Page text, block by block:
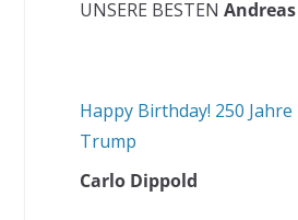
UNSERE BESTEN
Happy Birthday! 250
Trump
Carlo Dippold